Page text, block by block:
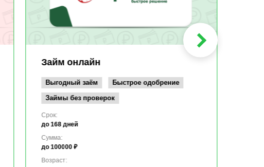
Займ онлайн
Выгодный заём
Быстрое одобрение
Займы без проверок
Срок:
до 168 дней
Сумма:
до 100000 ₽
Возраст: